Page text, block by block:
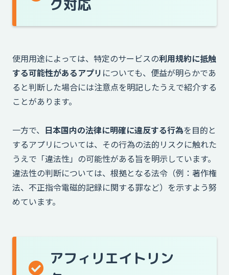
ク対応
使用用途によっては、特定のサービスの利用規約に抵触
する可能性があるアプリ についても、便益が明らかであ
ると判断した場合には注意点を明記したうえで紹介する
ことがあります。
一方で、 日本国内の法律に明確に違反する行為を目的と
するアプリについては、その行為の法的リスクに触れた
うえで「違法性」の可能性がある旨を明示しています。
違法性の判断については、根拠となる法令（例：著作権
法、不正指令電磁的記録に関する罪など）を示すよう努
めています。
アフィリエイトリン